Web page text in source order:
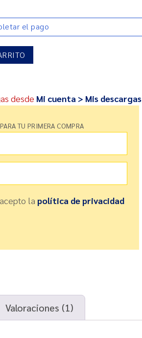
el pago
desde Mi cuenta > Mis descargas
TU PRIMERA COMPRA
la política de privacidad
Valoraciones (1)